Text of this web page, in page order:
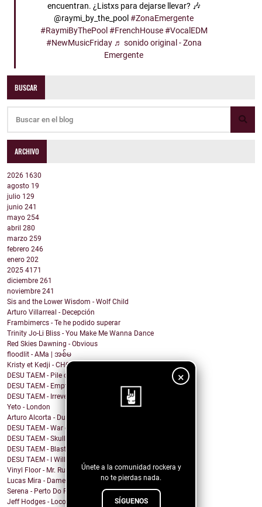
×
Únete a la comunidad rockera y
no te pierdas nada.
SÍGUENOS
encuentran. ¿Listxs para dejarse llevar? 🎶
@raymi_by_the_pool#ZonaEmergente
#RaymiByThePool #FrenchHouse #VocalEDM
#NewMusicFriday ♬ sonido original - Zona
Emergente
BUSCAR
ARCHIVO
2026 1630
agosto 19
julio 129
junio 241
mayo 254
abril 280
marzo 259
febrero 246
enero 202
2025 4171
diciembre 261
noviembre 241
Sis and the Lower Wisdom - Wolf Child
Arturo Villarreal - Decepción
Frambimercs - Te he podido superar
Trinity Jo-Li Bliss - You Make Me Wanna Dance
Red Skies Dawning - Obvious
floodlit - AMa | အစ်မ
Kristy et Kedji - CHOUYA CHOUYA
DESU TAEM - Pile of Shit on the Carpet
DESU TAEM - Empty. Hollowed Out
DESU TAEM - Irreverent Resident President
Yeto - London
Arturo Alcorta - Dualidad
DESU TAEM - War on Bullies
DESU TAEM - Skull and Crossbones
DESU TAEM - Blasted into Rebirth
DESU TAEM - I Will Not Be Assimilated
Vinyl Floor - Mr. Rubinstein - Single Edit
Lucas Mira - Dame alguna señal
Serena - Perto Do Fim
Jeff Hodges - Loco Motive (Music Row Mix)